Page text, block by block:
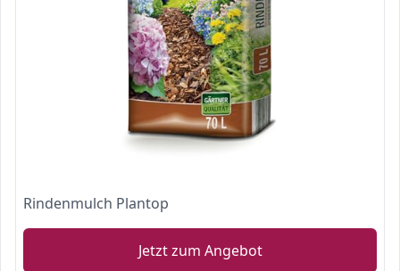
Rindenmulch Plantop
Jetzt zum Angebot